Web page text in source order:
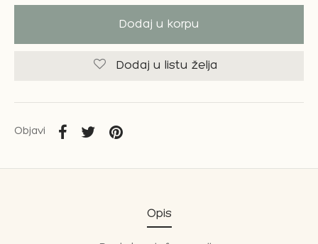
Dodaj u korpu
Dodaj u listu želja
Objavi
Opis